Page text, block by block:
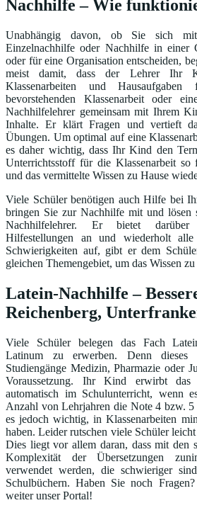
Nachhilfe – Wie
Unabhängig davon, ob Sie sich
Einzelnachhilfe oder Nachhilfe in einer
oder für eine Organisation entscheiden,
meist damit, dass der Lehrer Ihr
Klassenarbeiten und
bevorstehenden Klassenarbeit oder
Nachhilfelehrer gemeinsam mit Ihrem
Inhalte. Er klärt Fragen und vertieft
Übungen. Um optimal auf eine
es daher wichtig, dass Ihr Kind den
Unterrichtsstoff für die Klassenarbeit
und das vermittelte Wissen zu Hause
Viele Schüler benötigen auch Hilfe bei
bringen Sie zur Nachhilfe mit und lösen
Nachhilfelehrer. Er bietet darüber
Hilfestellungen an und wiederholt
Schwierigkeiten auf, gibt er dem
gleichen Themengebiet, um das Wissen
Latein-Nachhilfe –
Reichenberg,
Viele Schüler belegen das Fach
Latinum zu erwerben. Denn
Studiengänge Medizin, Pharmazie oder
Voraussetzung. Ihr Kind erwirbt das
automatisch im Schulunterricht, wenn
Anzahl von Lehrjahren die Note 4 bzw.
es jedoch wichtig, in Klassenarbeiten
haben. Leider rutschen viele Schüler
Dies liegt vor allem daran, dass mit den
Komplexität der Übersetzungen
verwendet werden, die schwieriger
Schulbüchern. Haben Sie noch
weiter unser Portal!